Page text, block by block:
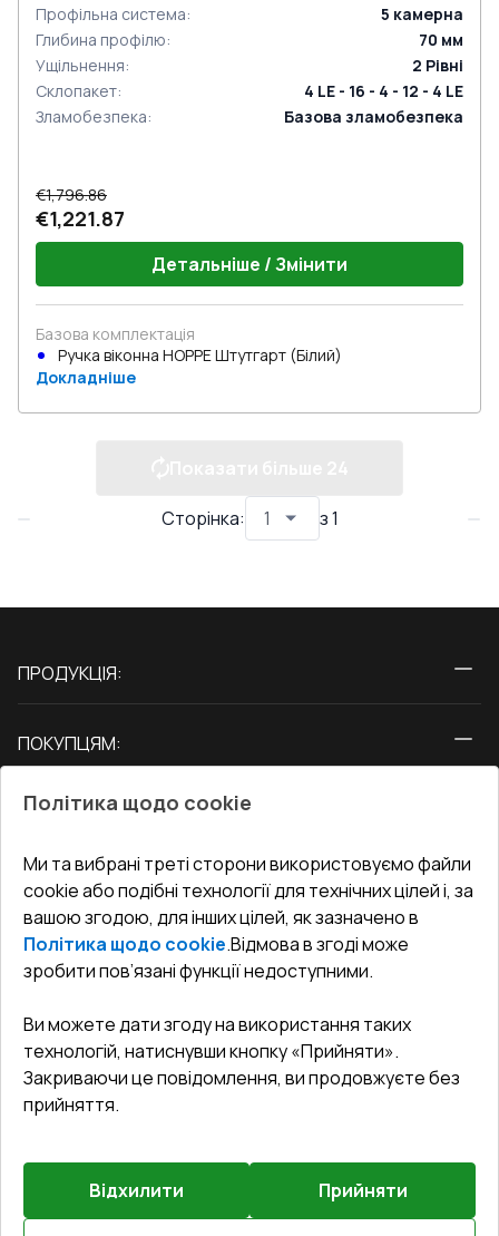
Профільна система: 5 камерна
Глибина профілю: 70 мм
Ущільнення: 2 Рівні
Склопакет:
4 LE - 16 - 4 - 12 - 4 LE
Зламобезпека: Базова зламобезпека
€1,796.86
€1,221.87
Детальніше / Змінити
Базова комплектація
Ручка віконна HOPPE Штутгарт (Білий)
Докладніше
Сторінка: з1
ПРОДУКЦІЯ:
Двері
ПОКУПЦЯМ:
Блог
Адреса гіпермаркета
Як правильно заміряти вікна
СЕРВІС ТА ОБЛУГОВУВАННЯ:
Доставка і Оплата
Гарантія та Сервіс
Повернення товару
Договір публічної оферти
КОНТАКТИ
Офіс:Україна, м. Вінниця, вул. Келецька 60 кв. 61
undefined(undefined)
©2026 Всі права захищені.
Сайт створено на платформіVitrager.com.
Політика щодо cookie
Ми та вибрані треті сторони використовуємо файли
cookie або подібні технології для технічних цілей і, за
вашою згодою, для інших цілей, як зазначено в
Політика щодо cookie.Відмова в згоді може
зробити пов’язані функції недоступними.
Ви можете дати згоду на використання таких
технологій, натиснувши кнопку «Прийняти».
Закриваючи це повідомлення, ви продовжуєте без
прийняття.
Відхилити Прийняти